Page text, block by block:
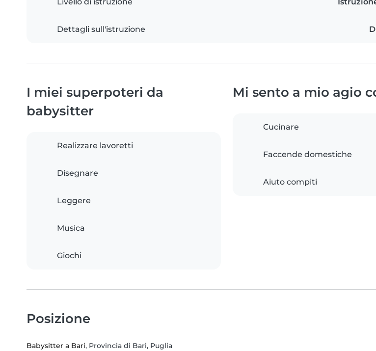
Livello di istruzione
Dettagli sull'istruzione
I miei superpoteri da
babysitter
Realizzare lavoretti
Disegnare
Leggere
Musica
Giochi
Mi sento a mio agio
Cucinare
Faccende domestiche
Aiuto compiti
Posizione
Babysitter a Bari, Provincia di Bari, Puglia